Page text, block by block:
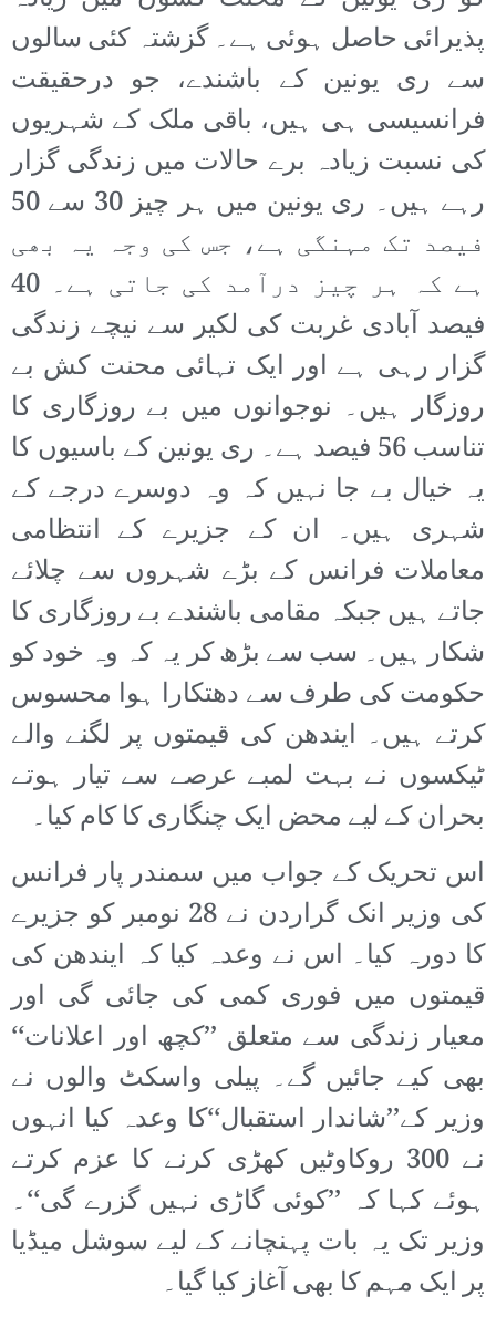
پذیرائی حاصل ہوئی ہے۔ گزشتہ کئی سالوں
سے ری یونین کے باشندے، جو درحقیقت
فرانسیسی ہی ہیں، باقی ملک کے شہریوں
کی نسبت زیادہ برے حالات میں زندگی گزار
رہے ہیں۔ ری یونین میں ہر چیز 30 سے 50
فیصد تک مہنگی ہے، جس کی وجہ یہ بھی
ہے کہ ہر چیز درآمد کی جاتی ہے۔ 40
فیصد آبادی غربت کی لکیر سے نیچے زندگی
گزار رہی ہے اور ایک تہائی محنت کش بے
روزگار ہیں۔ نوجوانوں میں بے روزگاری کا
تناسب 56 فیصد ہے۔ ری یونین کے باسیوں کا
یہ خیال بے جا نہیں کہ وہ دوسرے درجے کے
شہری ہیں۔ ان کے جزیرے کے انتظامی
معاملات فرانس کے بڑے شہروں سے چلائے
جاتے ہیں جبکہ مقامی باشندے بے روزگاری کا
شکار ہیں۔ سب سے بڑھ کر یہ کہ وہ خود کو
حکومت کی طرف سے دھتکارا ہوا محسوس
کرتے ہیں۔ ایندھن کی قیمتوں پر لگنے والے
ٹیکسوں نے بہت لمبے عرصے سے تیار ہوتے
بحران کے لیے محض ایک چنگاری کا کام کیا۔
اس تحریک کے جواب میں سمندر پار فرانس
کی وزیر انک گراردن نے 28 نومبر کو جزیرے
کا دورہ کیا۔ اس نے وعدہ کیا کہ ایندھن کی
قیمتوں میں فوری کمی کی جائی گی اور
معیار زندگی سے متعلق ’’کچھ اور اعلانات‘‘
بھی کیے جائیں گے۔ پیلی واسکٹ والوں نے
وزیر کے’’شاندار استقبال‘‘کا وعدہ کیا انہوں
نے 300 روکاوٹیں کھڑی کرنے کا عزم کرتے
ہوئے کہا کہ ’’کوئی گاڑی نہیں گزرے گی‘‘۔
وزیر تک یہ بات پہنچانے کے لیے سوشل میڈیا
پر ایک مہم کا بھی آغاز کیا گیا۔